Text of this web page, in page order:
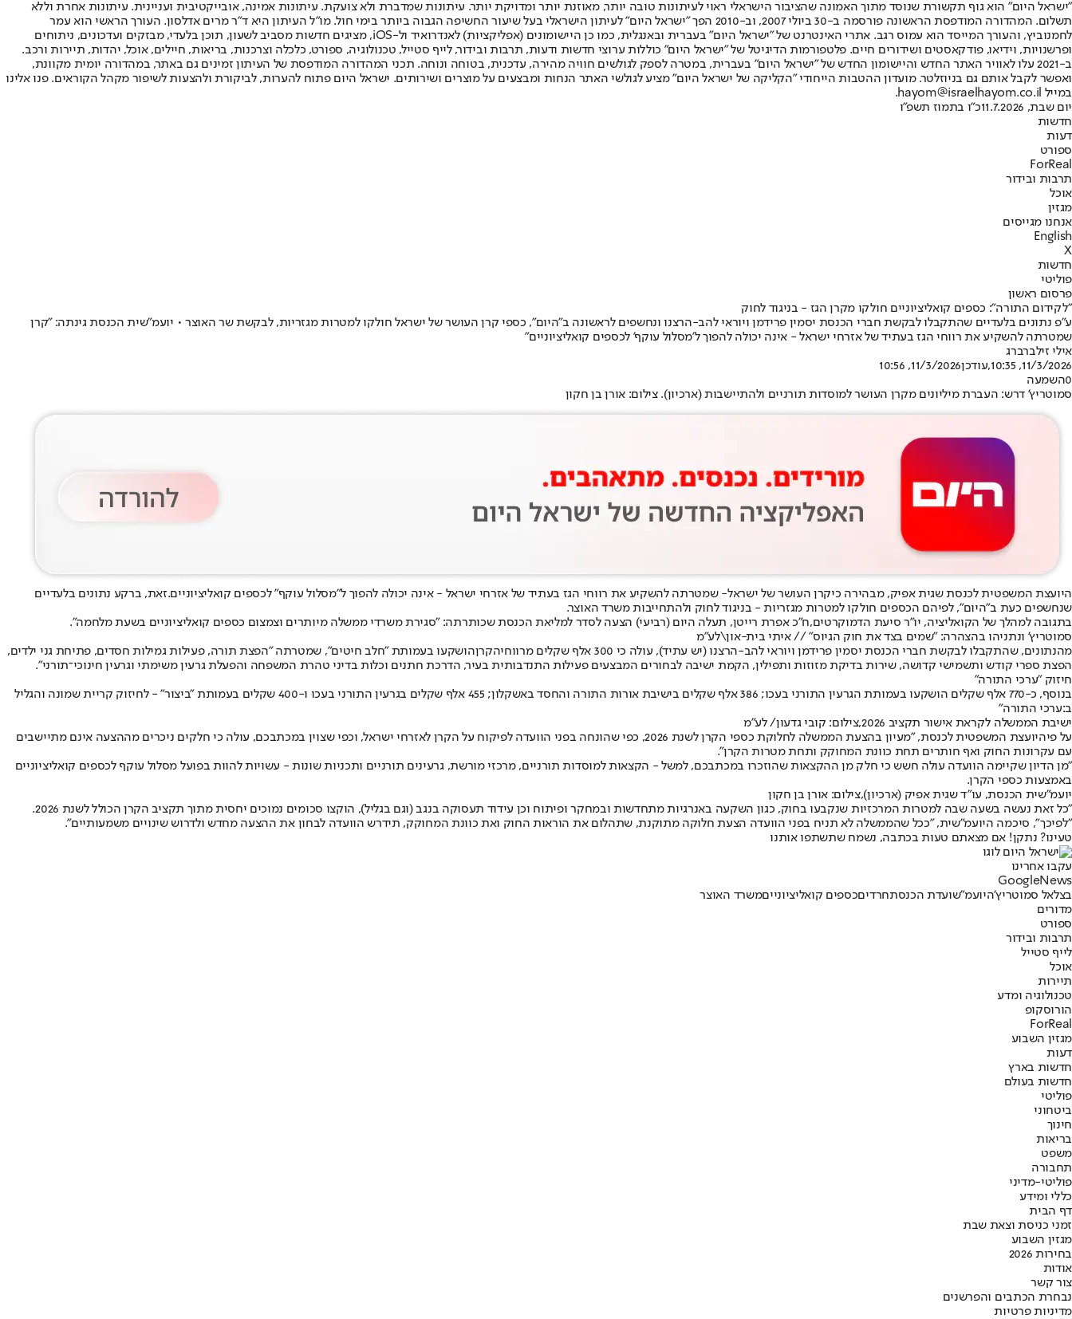
"ישראל היום" הוא גוף תקשורת שנוסד מתוך האמונה שהציבור הישראלי ראוי לעיתונות טובה יותר, מאוזנת יותר ומדויקת יותר. עיתונות שמדברת ולא צועקת. עיתונות אמינה, אובייקטיבית ועניינית. עיתונות אחרת וללא
תשלום. המהדורה המודפסת הראשונה פורסמה ב-30 ביולי 2007, וב-2010 הפך "ישראל היום" לעיתון הישראלי בעל שיעור החשיפה הגבוה ביותר בימי חול. מו"ל העיתון היא ד"ר מרים אדלסון. העורך הראשי הוא עמר
לחמנוביץ, והעורך המייסד הוא עמוס רגב. אתרי האינטרנט של "ישראל היום" בעברית ובאנגלית, כמו כן היישומונים (אפליקציות) לאנדרואיד ול-iOS, מציגים חדשות מסביב לשעון, תוכן בלעדי, מבזקים ועדכונים, ניתוחים
ופרשנויות, וידיאו, פודקאסטים ושידורים חיים. פלטפורמות הדיגיטל של "ישראל היום" כוללות ערוצי חדשות ודעות, תרבות ובידור, לייף סטייל, טכנולוגיה, ספורט, כלכלה וצרכנות, בריאות, חיילים, אוכל, יהדות, תיירות ורכב.
ב-2021 עלו לאוויר האתר החדש והיישומון החדש של "ישראל היום" בעברית, במטרה לספק לגולשים חוויה מהירה, עדכנית, בטוחה ונוחה. תכני המהדורה המודפסת של העיתון זמינים גם באתר, במהדורה יומית מקוונת,
ואפשר לקבל אותם גם בניוזלטר. מועדון ההטבות הייחודי "הקליקה של ישראל היום" מציע לגולשי האתר הנחות ומבצעים על מוצרים ושירותים. ישראל היום פתוח להערות, לביקורת ולהצעות לשיפור מקהל הקוראים. פנו אלינו
במייל hayom@israelhayom.co.il.
יום שבת, 11.7.2026
כ"ו בתמוז תשפ"ו
חדשות
דעות
ספורט
ForReal
תרבות ובידור
אוכל
מגזין
אנחנו מגייסים
English
X
חדשות
פוליטי
פרסום ראשון
"לקידום התורה": כספים קואליציוניים חולקו מקרן הגז - בניגוד לחוק
ע"פ נתונים בלעדיים שהתקבלו לבקשת חברי הכנסת יסמין פרידמן ויוראי להב-הרצנו ונחשפים לראשונה ב"היום", כספי קרן העושר של ישראל חולקו למטרות מגזריות, לבקשת שר האוצר • יועמ"שית הכנסת גינתה: "קרן
שמטרתה להשקיע את רווחי הגז בעתיד של אזרחי ישראל - אינה יכולה להפוך ל'מסלול עוקף' לכספים קואליציוניים"
אילי זילברברג
11/3/2026, 10:35
,עודכן11/3/2026, 10:56
0השמעה
סמוטריץ' דרש: העברת מיליונים מקרן העושר למוסדות תורניים ולהתיישבות (ארכיון). צילום: אורן בן חקון
היועצת המשפטית לכנסת שגית אפיק, מבהירה כיקרן העושר של ישראל- שמטרתה להשקיע את רווחי הגז בעתיד של אזרחי ישראל - אינה יכולה להפוך ל"מסלול עוקף" לכספים קואליציוניים.זאת, ברקע נתונים בלעדיים
שנחשפים כעת ב"היום", לפיהם הכספים חולקו למטרות מגזריות - בניגוד לחוק ולהתחייבות משרד האוצר.
בתגובה למהלך של הקואליציה, יו"ר סיעת הדמוקרטים,ח"כ אפרת רייטן, תעלה היום (רביעי) הצעה לסדר למליאת הכנסת שכותרתה: "סגירת משרדי ממשלה מיותרים וצמצום כספים קואליציוניים בשעת מלחמה".
סמוטריץ' ונתניהו בהצהרה: "שמים בצד את חוק הגיוס" // איתי בית-און\לע"מ
מהנתונים, שהתקבלו לבקשת חברי הכנסת יסמין פרידמן ויוראי להב-הרצנו (יש עתיד), עולה כי 300 אלף שקלים מרווחי
הקרןהושקעו בעמותת "חלב חיטים", שמטרתה "הפצת תורה, פעילות גמילות חסדים, פתיחת גני ילדים,
הפצת ספרי קודש ותשמישי קדושה, שירות בדיקת מזוזות ותפילין, הקמת ישיבה לבחורים המבצעים פעילות התנדבותית בעיר, הדרכת חתנים וכלות בדיני טהרת המשפחה והפעלת גרעין משימתי וגרעין חינוכי־תורני".
חיזוק "ערכי התורה"
בנוסף, כ-770 אלף שקלים הושקעו בעמותת הגרעין התורני בעכו; 386 אלף שקלים בישיבת אורות התורה והחסד באשקלון; 455 אלף שקלים בגרעין התורני בעכו ו-400 שקלים בעמותת "ביצור" - לחיזוק קריית שמונה והגליל
ב:ערכי התורה"
ישיבת הממשלה לקראת אישור תקציב 2026,צילום: קובי גדעון/ לע״מ
על פיהיועצת המשפטית לכנסת, "מעיון בהצעת הממשלה לחלוקת כספי הקרן לשנת 2026
, כפי שהונחה בפני הוועדה לפיקוח על הקרן לאזרחי ישראל, וכפי שצוין במכתבכם, עולה כי חלקים ניכרים מההצעה אינם מתיישבים
עם עקרונות החוק ואף חותרים תחת כוונת המחוקק ותחת מטרות הקרן".
"מן הדיון שקיימה הוועדה עולה חשש כי חלק מן ההקצאות שהוזכרו במכתבכם, למשל - הקצאות למוסדות תורניים, מרכזי מורשת, גרעינים תורניים ותכניות שונות - עשויות להוות בפועל מסלול עוקף לכספים קואליציוניים
באמצעות כספי הקרן.
יועמ"שית הכנסת, עו"ד שגית אפיק (ארכיון),צילום: אורן בן חקון
"כל זאת נעשה בשעה שבה למטרות המרכזיות שנקבעו בחוק, כגון השקעה באנרגיות מתחדשות ובמחקר ופיתוח וכן עידוד תעסוקה בנגב (וגם בגליל), הוקצו סכומים נמוכים יחסית מתוך תקציב הקרן הכולל לשנת 2026.
"לפיכך", סיכמה היועמ"שית, "ככל שהממשלה לא תניח בפני הוועדה הצעת חלוקה מתוקנת, שתהלום את הוראות החוק ואת כוונת המחוקק, תידרש הוועדה לבחון את ההצעה מחדש ולדרוש שינויים משמעותיים".
טעינו? נתקן! אם מצאתם טעות בכתבה, נשמח שתשתפו אותנו
עקבו אחרינו
Googl eNews
בצלאל סמוטריץ'היועמ"שועדת הכנסתחרדיםכספים קואליציונייםמשרד האוצר
מדורים
ספורט
תרבות ובידור
לייף סטייל
אוכל
תיירות
טכנולוגיה ומדע
הורוסקופ
ForReal
מגזין השבוע
דעות
חדשות בארץ
חדשות בעולם
פוליטי
ביטחוני
חינוך
בריאות
משפט
תחבורה
פוליטי-מדיני
כללי ומידע
דף הבית
זמני כניסת וצאת שבת
מגזין השבוע
בחירות 2026
אודות
צור קשר
נבחרת הכתבים והפרשנים
מדיניות פרטיות